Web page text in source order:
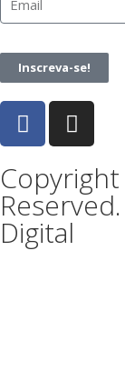
Inscreva-se!
Digital